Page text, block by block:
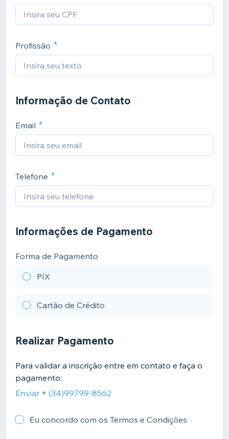
Profissão
Informação de Contato
Email
Telefone
Informações de Pagamento
Forma de Pagamento
PIX
Cartão de Crédito
Realizar Pagamento
Para validar a inscrição entre em contato e faça o
pagamento:
Enviar = (34)99799-8562
Eu concordo com os Termos e Condições